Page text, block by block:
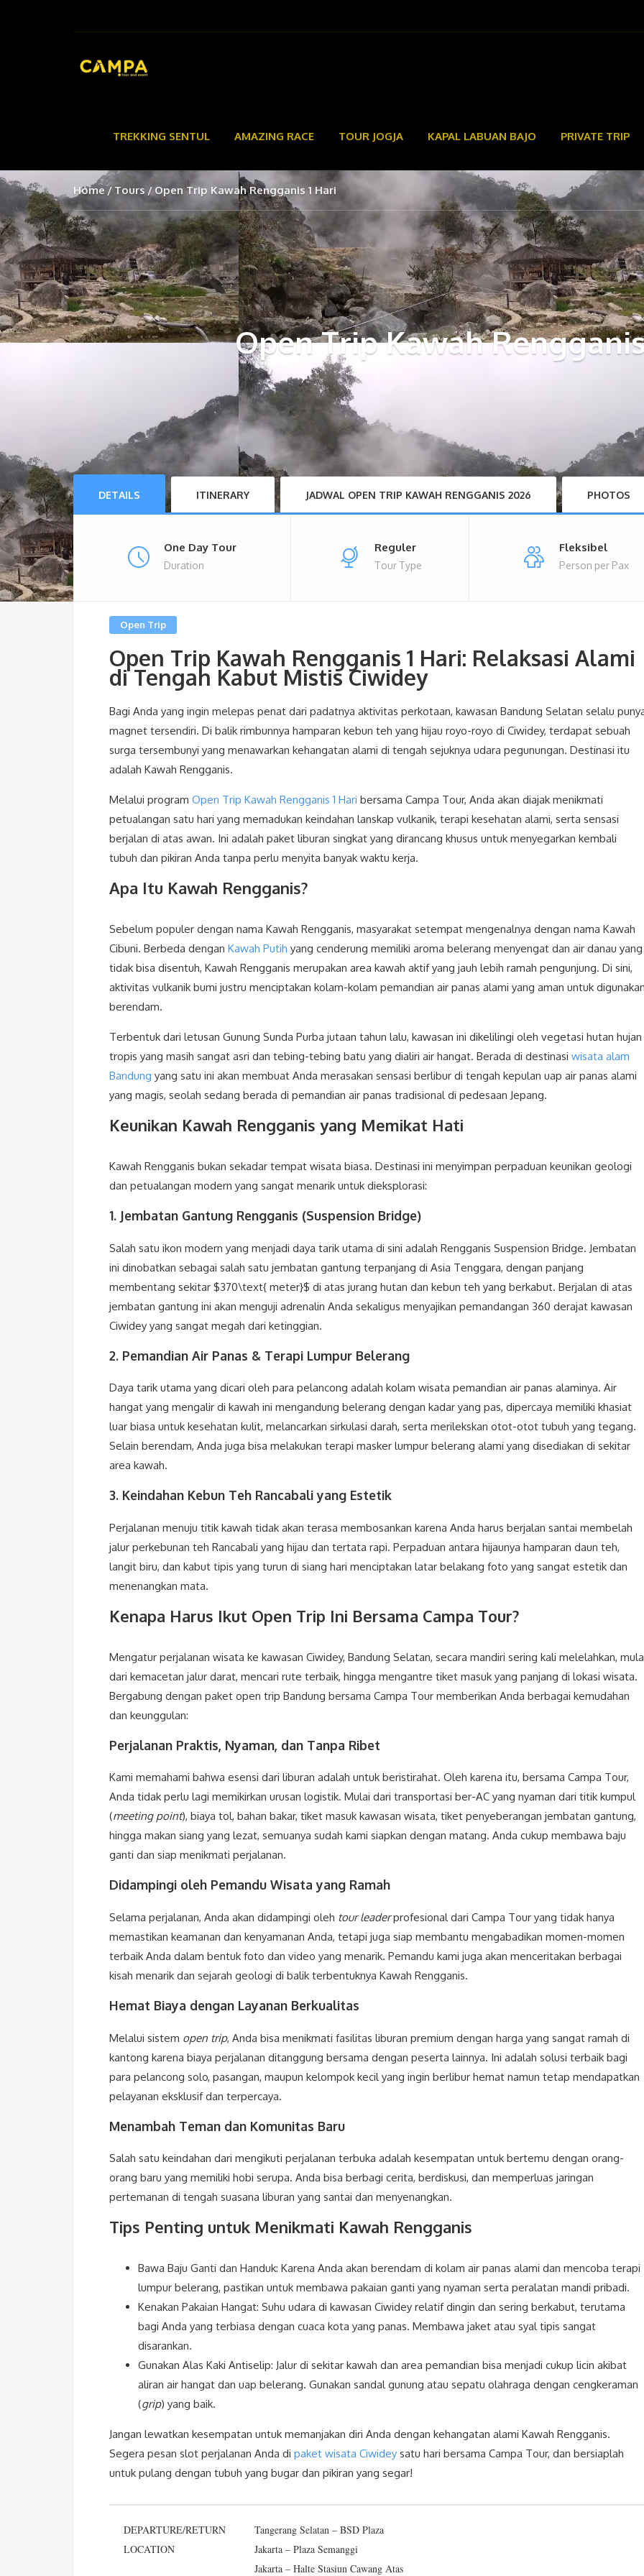
TREKKING SENTUL AMAZING RACE TOUR JOGJA KAPAL LABUAN BAJO PRIVATE TRIP
Home Tours Open Trip Kawah Rengganis 1 Hari
Open Trip Kawah
DETAILS ITINERARY JADWAL OPEN TRIP KAWAH RENGGANIS 2026 PHOTOS
One Day Tour
Duration
Reguler
Tour Type
Fleksibel
Person per Pax
Open Trip
Open Trip Kawah Rengganis 1 Hari: Relaksasi Alami
di Tengah Kabut Mistis Ciwidey
Bagi Anda yang ingin melepas penat dari padatnya aktivitas perkotaan, kawasan Bandung Selatan selalu
magnet tersendiri. Di balik rimbunnya hamparan kebun teh yang hijau royo-royo di Ciwidey, terdapat sebuah
surga tersembunyi yang menawarkan kehangatan alami di tengah sejuknya udara pegunungan. Destinasi itu
adalah Kawah Rengganis.
Melalui program Open Trip Kawah Rengganis 1 Hari bersama Campa Tour, Anda akan diajak menikmati
petualangan satu hari yang memadukan keindahan lanskap vulkanik, terapi kesehatan alami, serta sensasi
berjalan di atas awan. Ini adalah paket liburan singkat yang dirancang khusus untuk menyegarkan kembali
tubuh dan pikiran Anda tanpa perlu menyita banyak waktu kerja.
Apa Itu Kawah Rengganis?
Sebelum populer dengan nama Kawah Rengganis, masyarakat setempat mengenalnya dengan nama Kawah
Cibuni. Berbeda dengan Kawah Putih yang cenderung memiliki aroma belerang menyengat dan air danau yang
tidak bisa disentuh, Kawah Rengganis merupakan area kawah aktif yang jauh lebih ramah pengunjung. Di sini,
aktivitas vulkanik bumi justru menciptakan kolam-kolam pemandian air panas alami yang aman untuk
berendam.
Terbentuk dari letusan Gunung Sunda Purba jutaan tahun lalu, kawasan ini dikelilingi oleh vegetasi hutan hujan
tropis yang masih sangat asri dan tebing-tebing batu yang dialiri air hangat. Berada di destinasi wisata alam
Bandung yang satu ini akan membuat Anda merasakan sensasi berlibur di tengah kepulan uap air panas alami
yang magis, seolah sedang berada di pemandian air panas tradisional di pedesaan Jepang.
Keunikan Kawah Rengganis yang Memikat Hati
Kawah Rengganis bukan sekadar tempat wisata biasa. Destinasi ini menyimpan perpaduan keunikan geologi
dan petualangan modern yang sangat menarik untuk dieksplorasi:
1. Jembatan Gantung Rengganis (Suspension Bridge)
Salah satu ikon modern yang menjadi daya tarik utama di sini adalah Rengganis Suspension Bridge. Jembatan
ini dinobatkan sebagai salah satu jembatan gantung terpanjang di Asia Tenggara, dengan panjang
membentang sekitar $370\text{ meter}$ di atas jurang hutan dan kebun teh yang berkabut. Berjalan di atas
jembatan gantung ini akan menguji adrenalin Anda sekaligus menyajikan pemandangan 360 derajat kawasan
Ciwidey yang sangat megah dari ketinggian.
2. Pemandian Air Panas & Terapi Lumpur Belerang
Daya tarik utama yang dicari oleh para pelancong adalah kolam wisata pemandian air panas alaminya. Air
hangat yang mengalir di kawah ini mengandung belerang dengan kadar yang pas, dipercaya memiliki khasiat
luar biasa untuk kesehatan kulit, melancarkan sirkulasi darah, serta merilekskan otot-otot tubuh yang tegang.
Selain berendam, Anda juga bisa melakukan terapi masker lumpur belerang alami yang disediakan di sekitar
area kawah.
3. Keindahan Kebun Teh Rancabali yang Estetik
Perjalanan menuju titik kawah tidak akan terasa membosankan karena Anda harus berjalan santai membelah
jalur perkebunan teh Rancabali yang hijau dan tertata rapi. Perpaduan antara hijaunya hamparan daun teh,
langit biru, dan kabut tipis yang turun di siang hari menciptakan latar belakang foto yang sangat estetik dan
menenangkan mata.
Kenapa Harus Ikut Open Trip Ini Bersama Campa Tour?
Mengatur perjalanan wisata ke kawasan Ciwidey, Bandung Selatan, secara mandiri sering kali melelahkan,
dari kemacetan jalur darat, mencari rute terbaik, hingga mengantre tiket masuk yang panjang di lokasi wisata.
Bergabung dengan paket open trip Bandung bersama Campa Tour memberikan Anda berbagai kemudahan
dan keunggulan:
Perjalanan Praktis, Nyaman, dan Tanpa Ribet
Kami memahami bahwa esensi dari liburan adalah untuk beristirahat. Oleh karena itu, bersama Campa Tour,
Anda tidak perlu lagi memikirkan urusan logistik. Mulai dari transportasi ber-AC yang nyaman dari titik kumpul
(meeting point), biaya tol, bahan bakar, tiket masuk kawasan wisata, tiket penyeberangan jembatan gantung,
hingga makan siang yang lezat, semuanya sudah kami siapkan dengan matang. Anda cukup membawa baju
ganti dan siap menikmati perjalanan.
Didampingi oleh Pemandu Wisata yang Ramah
Selama perjalanan, Anda akan didampingi oleh tour leaderprofesional dari Campa Tour yang tidak hanya
memastikan keamanan dan kenyamanan Anda, tetapi juga siap membantu mengabadikan momen-momen
terbaik Anda dalam bentuk foto dan video yang menarik. Pemandu kami juga akan menceritakan berbagai
kisah menarik dan sejarah geologi di balik terbentuknya Kawah Rengganis.
Hemat Biaya dengan Layanan Berkualitas
Melalui sistem open trip, Anda bisa menikmati fasilitas liburan premium dengan harga yang sangat ramah di
kantong karena biaya perjalanan ditanggung bersama dengan peserta lainnya. Ini adalah solusi terbaik bagi
para pelancong solo, pasangan, maupun kelompok kecil yang ingin berlibur hemat namun tetap mendapatkan
pelayanan eksklusif dan terpercaya.
Menambah Teman dan Komunitas Baru
Salah satu keindahan dari mengikuti perjalanan terbuka adalah kesempatan untuk bertemu dengan orang-
orang baru yang memiliki hobi serupa. Anda bisa berbagi cerita, berdiskusi, dan memperluas jaringan
pertemanan di tengah suasana liburan yang santai dan menyenangkan.
Tips Penting untuk Menikmati Kawah Rengganis
Bawa Baju Ganti dan Handuk: Karena Anda akan berendam di kolam air panas alami dan mencoba terapi
lumpur belerang, pastikan untuk membawa pakaian ganti yang nyaman serta peralatan mandi pribadi.
Kenakan Pakaian Hangat: Suhu udara di kawasan Ciwidey relatif dingin dan sering berkabut, terutama
bagi Anda yang terbiasa dengan cuaca kota yang panas. Membawa jaket atau syal tipis sangat
disarankan.
Gunakan Alas Kaki Antiselip: Jalur di sekitar kawah dan area pemandian bisa menjadi cukup licin akibat
aliran air hangat dan uap belerang. Gunakan sandal gunung atau sepatu olahraga dengan cengkeraman
(grip) yang baik.
Jangan lewatkan kesempatan untuk memanjakan diri Anda dengan kehangatan alami Kawah Rengganis.
Segera pesan slot perjalanan Anda di paket wisata Ciwidey satu hari bersama Campa Tour, dan bersiaplah
untuk pulang dengan tubuh yang bugar dan pikiran yang segar!
DEPARTURE/RETURN
LOCATION
Tangerang Selatan – BSD Plaza
Jakarta – Plaza Semanggi
Jakarta – Halte Stasiun Cawang Atas